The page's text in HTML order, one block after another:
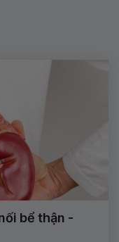
bể thận -